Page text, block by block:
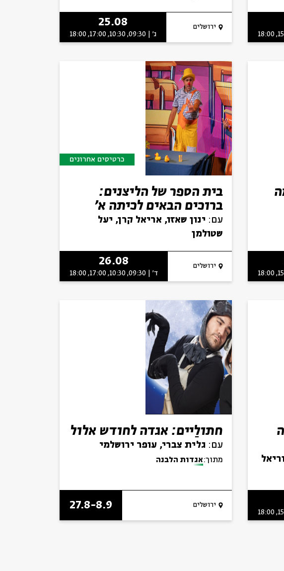
ירושלים 25.08
ג' | 09:30, 10:30, 17:00, 18:00
כרטיסים אחרונים
בית הספר של הליצנים:
ברוכים הבאים לכיתה א'
עם: ינון שאזו, אריאל קרן, יעל
שטולמן
ירושלים 26.08
ד' | 09:30, 10:30, 17:00, 18:00
חתולַיים: אגדה לחודש אלול
עם: גלית צברי, עופר ירושלמי
מתוך: אגדות הלבנה
ירושלים 27.8-8.9